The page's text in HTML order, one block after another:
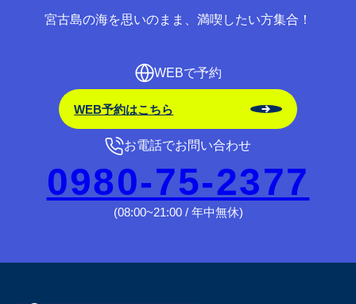
宮古島の海を思いのまま、満喫したい方集合！
WEBで予約
WEB予約はこちら
お電話でお問い合わせ
0980-75-2377
(08:00~21:00 / 年中無休)